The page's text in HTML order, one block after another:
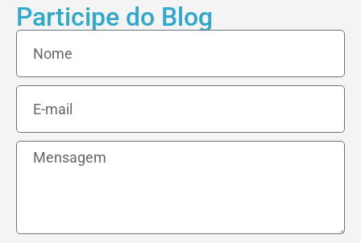
Participe do Blog